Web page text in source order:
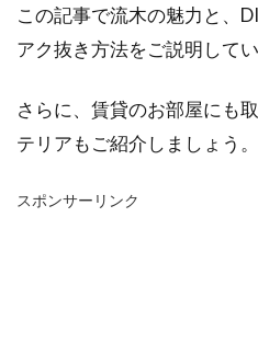
この記事で流木の魅力と、
アク抜き方法をご説明してい
さらに、賃貸のお部屋にも
テリアもご紹介しましょう。
スポンサーリンク